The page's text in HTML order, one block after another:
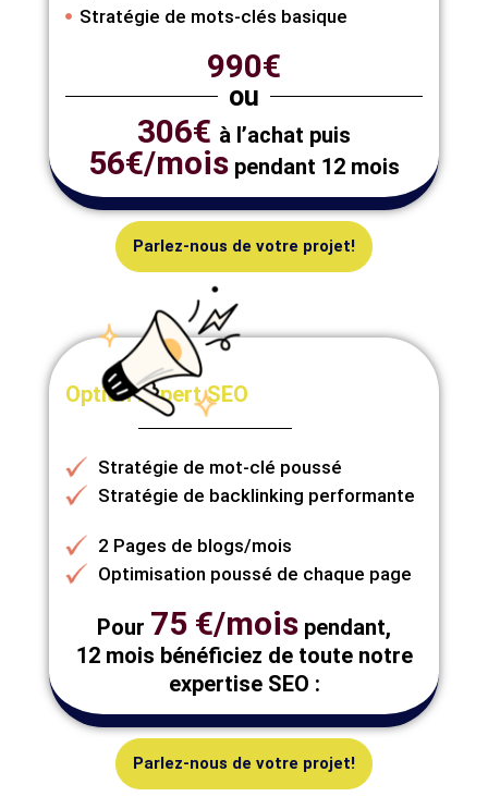
Stratégie de mots-clés basique
990€
ou
306€ à l’achat puis
56€/mois pendant 12 mois
Parlez-nous de votre projet!
Option Expert SEO
Stratégie de mot-clé poussé
Stratégie de backlinking performante
2 Pages de blogs/mois
Optimisation poussé de chaque page
Pour 75 €/mois pendant,
12 mois bénéficiez de toute notre
expertise SEO :
Parlez-nous de votre projet!